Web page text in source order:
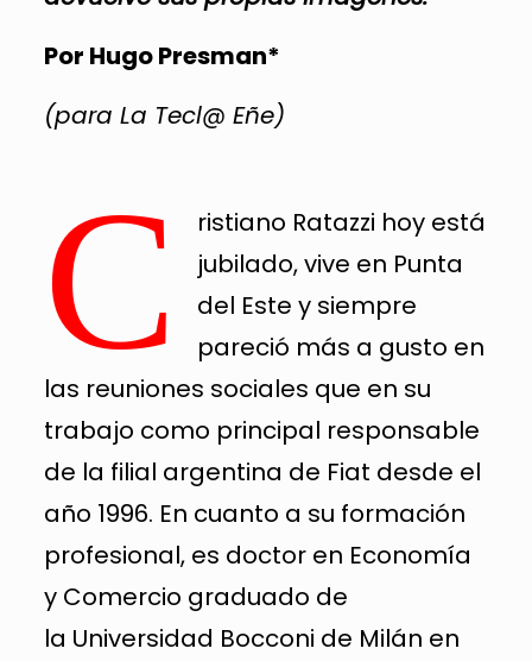
Por Hugo Presman*
(para La Tecl@ Eñe)
C
ristiano Ratazzi hoy está
jubilado, vive en Punta
del Este y siempre
pareció más a gusto en
las reuniones sociales que en su
trabajo como principal responsable
de la filial argentina de Fiat desde el
año 1996. En cuanto a su formación
profesional, es doctor en Economía
y Comercio graduado de
la Universidad Bocconi de Milán en